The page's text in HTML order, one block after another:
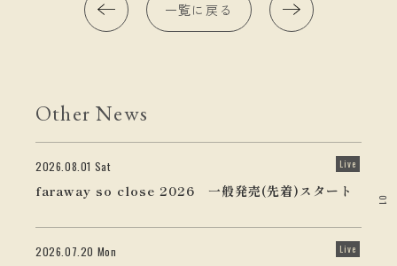
01
一覧に戻る
Other News
2026.08.01 Sat Live
faraway so close 2026 一般発売(先着)スタート
2026.07.20 Mon Live